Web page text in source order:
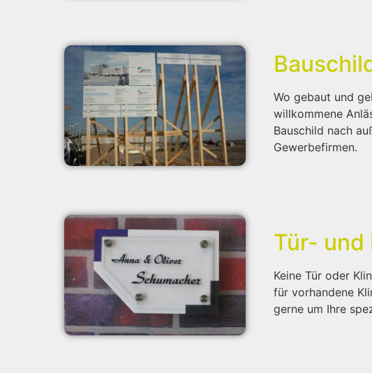
Wo gebaut und
willkommene
Bauschild nach
Gewerbefirmen.
Tür- und
Keine Tür oder
für vorhandene
gerne um Ihre